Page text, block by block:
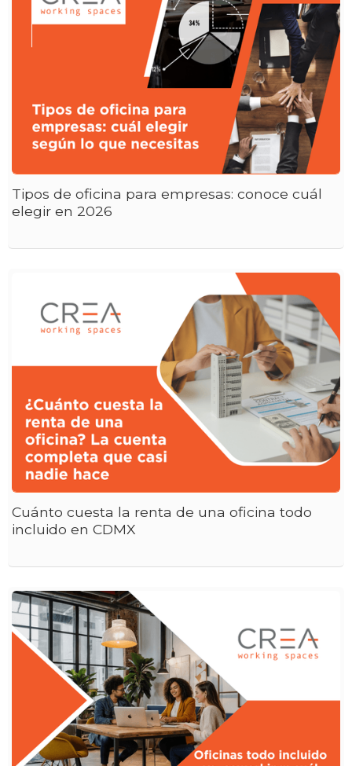
Tipos de oficina para empresas: conoce cuál
elegir en 2026
Cuánto cuesta la renta de una oficina todo
incluido en CDMX